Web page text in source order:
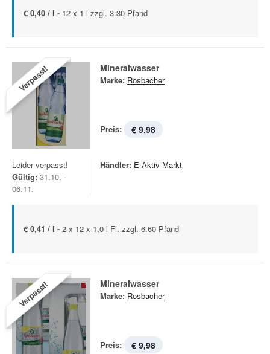
€ 0,40 / l - 12 x 1 l zzgl. 3.30 Pfand
Verpasst! Mineralwasser
Marke: Rosbacher
Preis: € 9,98
Leider verpasst!
Gültig: 31.10. -
06.11.
Händler: E Aktiv Markt
€ 0,41 / l - 2 x 12 x 1,0 l Fl. zzgl. 6.60 Pfand
Verpasst! Mineralwasser
Marke: Rosbacher
Preis: € 9,98